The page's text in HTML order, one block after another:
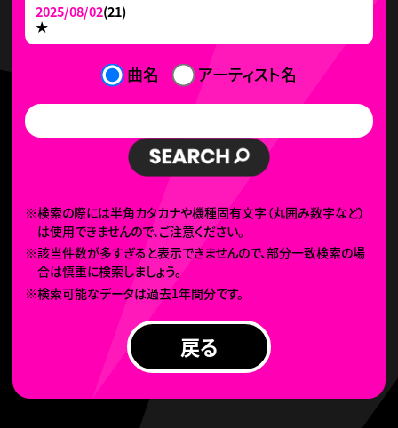
2025/08/02(21)
★
曲名 アーティスト名
※検索の際には半角カタカナや機種固有文字（丸囲み数字など）
は使用できませんので、ご注意ください。
※該当件数が多すぎると表示できませんので、部分一致検索の場
合は慎重に検索しましょう。
※検索可能なデータは過去1年間分です。
戻る